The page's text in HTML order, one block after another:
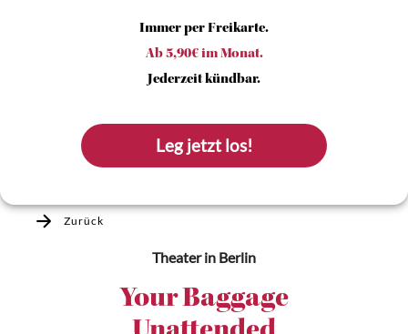
Immer per Freikarte.
Ab 5,90€ im Monat.
Jederzeit kündbar.
Leg jetzt los!
Zurück
Theaterin Berlin
Your Baggage